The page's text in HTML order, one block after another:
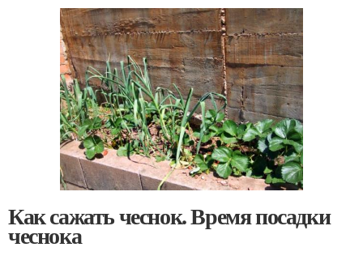
Как сажать чеснок. Время посадки
чеснока